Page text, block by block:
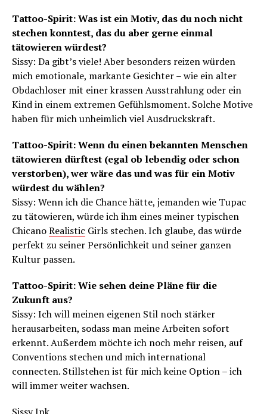
Tattoo-Spirit: Was ist ein Motiv, das du noch nicht
stechen konntest, das du aber gerne einmal
tätowieren würdest?
Sissy: Da gibt’s viele! Aber besonders reizen würden
mich emotionale, markante Gesichter – wie ein alter
Obdachloser mit einer krassen Ausstrahlung oder ein
Kind in einem extremen Gefühlsmoment. Solche Motive
haben für mich unheimlich viel Ausdruckskraft.
Tattoo-Spirit: Wenn du einen bekannten Menschen
tätowieren dürftest (egal ob lebendig oder schon
verstorben), wer wäre das und was für ein Motiv
würdest du wählen?
Sissy: Wenn ich die Chance hätte, jemanden wie Tupac
zu tätowieren, würde ich ihm eines meiner typischen
ChicanoRealistic Girls stechen. Ich glaube, das würde
perfekt zu seiner Persönlichkeit und seiner ganzen
Kultur passen.
Tattoo-Spirit: Wie sehen deine Pläne für die
Zukunft aus?
Sissy: Ich will meinen eigenen Stil noch stärker
herausarbeiten, sodass man meine Arbeiten sofort
erkennt. Außerdem möchte ich noch mehr reisen, auf
Conventions stechen und mich international
connecten. Stillstehen ist für mich keine Option – ich
will immer weiter wachsen.